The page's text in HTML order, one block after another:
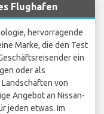
Flughafen
hervorragende
Marke, die den Test
ein
oder als
von
Angebot an Nissan-
jeden etwas. Im